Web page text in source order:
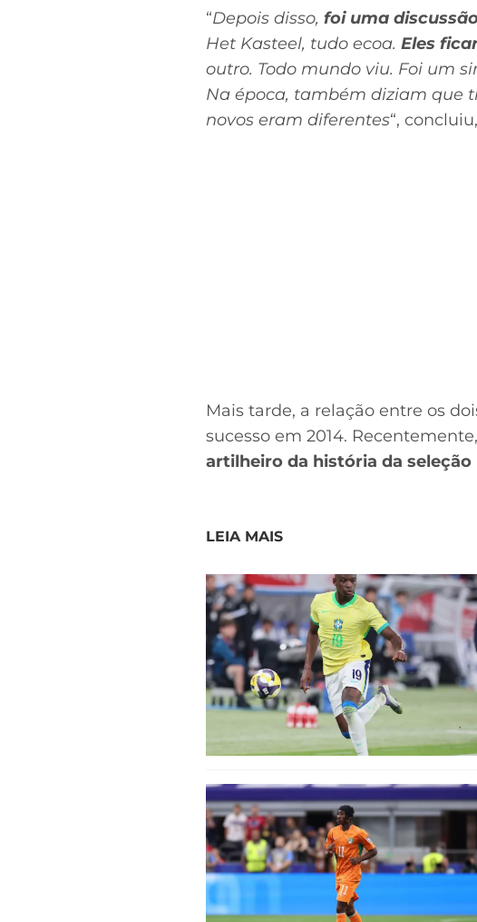
“Depois disso, foi uma
Het Kasteel, tudo ecoa. Eles
outro. Todo mundo viu. Foi um
Na época, também diziam que
novos eram diferentes“,
Mais tarde, a relação entre os
sucesso em 2014. Recentemente,
artilheiro da história da seleção
LEIA MAIS